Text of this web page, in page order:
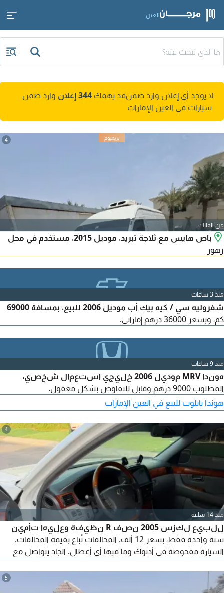
العين
لا يوجد أي إعلان وارد ضمنقد يهمك 344 إعلان
وارد ضمن
سيارات في العين الإمارات
4
من المالك
باص هايس مع ثلاجة تبريد، موديل 2015، مستخدم في محل
زهور
منذ 3 ساعات
شفروليه سي / كيه بيك أب موديل 2006 للبيع، بمسافة 69000
كم، وبسعر 36000 درهم إماراتي.
منذ 9 ساعات
هوندا MRV موديل 2006 خليجي استعمال شخصي،
المطلوب 9000 درهم وقابل للتفاوض بشكل معقول.
هوندا بايلوت للبيع في العين الإمارات
4
منذ 14 ساعة
للبيع لكزس 2005 نصف R نظيفة وعليها تأمين
سنة واحدة فقط، بسعر 12 ألف. المخالفات تُباع بقيمة المخالفات.
السيارة مفحوصة في أدنوك وما فيها أي أعطال. الجاد يتواصل مع
5